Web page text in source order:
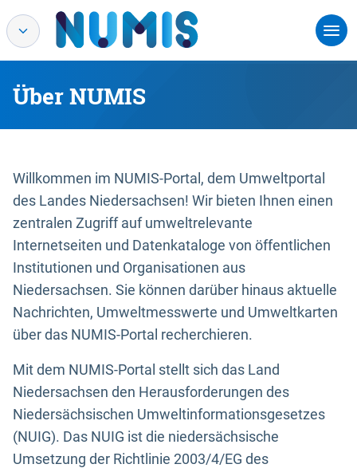
Über NUMIS
Willkommen im NUMIS-Portal, dem Umweltportal
des Landes Niedersachsen! Wir bieten Ihnen einen
zentralen Zugriff auf umweltrelevante
Internetseiten und Datenkataloge von öffentlichen
Institutionen und Organisationen aus
Niedersachsen. Sie können darüber hinaus aktuelle
Nachrichten, Umweltmesswerte und Umweltkarten
über das NUMIS-Portal recherchieren.
Mit dem NUMIS-Portal stellt sich das Land
Niedersachsen den Herausforderungen des
Niedersächsischen Umweltinformationsgesetzes
(NUIG). Das NUIG ist die niedersächsische
Umsetzung der Richtlinie 2003/4/EG des